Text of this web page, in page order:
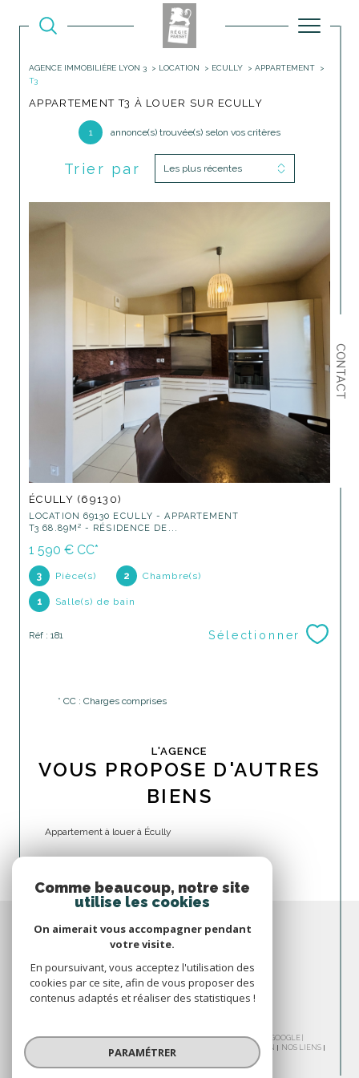
CONTACT
AGENCE IMMOBILIÈRE LYON 3 LOCATION ECULLY
APPARTEMENT
T3
APPARTEMENT T3 À LOUER SUR ECULLY
1 annonce(s) trouvée(s) selon vos critères
Trier par Les plus récentes
ÉCULLY (69130)
LOCATION 69130 ECULLY - APPARTEMENT
T3 68.89M² - RÉSIDENCE DE...
1 590 € CC*
3 Pièce(s) 2 Chambre(s)
1 Salle(s) de bain
Réf : 181 Sélectionner
* CC : Charges comprises
L'AGENCE
VOUS PROPOSE D'AUTRES
BIENS
Appartement à louer à Écully
© 2026 | TOUS DROITS RÉSERVÉS | TRADUCTION POWERED BY GOOGLE |
PLAN DU SITE ADMIN
NOS LIENS
POLITIQUE RGPD
Comme beaucoup, notre site
utilise les cookies
On aimerait vous accompagner pendant
votre visite.
En poursuivant, vous acceptez l'utilisation des
cookies par ce site, afin de vous proposer des
contenus adaptés et réaliser des statistiques !
PARAMÉTRER